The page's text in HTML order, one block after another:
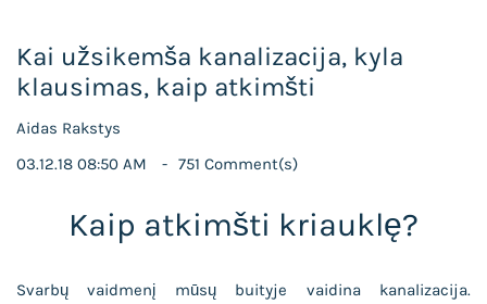
Kai užsikemša kanalizacija, kyla
klausimas, kaip atkimšti
Aidas Rakstys
03.12.18 08:50 AM
751 Comment(s)
Kaip atkimšti kriauklę?
Svarbų vaidmenį mūsų buityje vaidina kanalizacija.